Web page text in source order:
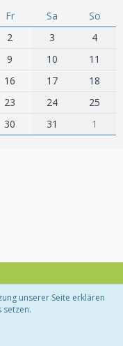
Fr Sa
So
2 3
4
9 10
11
16 17
18
23 24
25
30 31 1
unserer Seite erklären
setzen.